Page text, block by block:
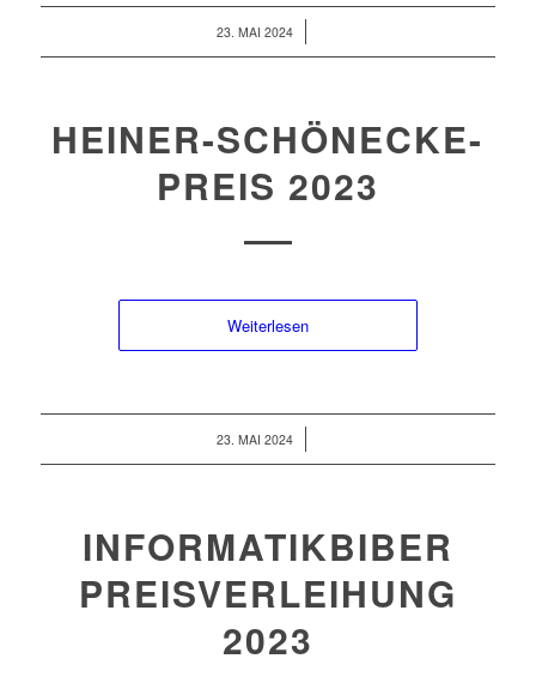
23. MAI 2024
/
HEINER-SCHÖNECKE-
PREIS 2023
Weiterlesen
23. MAI 2024
/
INFORMATIKBIBER
PREISVERLEIHUNG
2023